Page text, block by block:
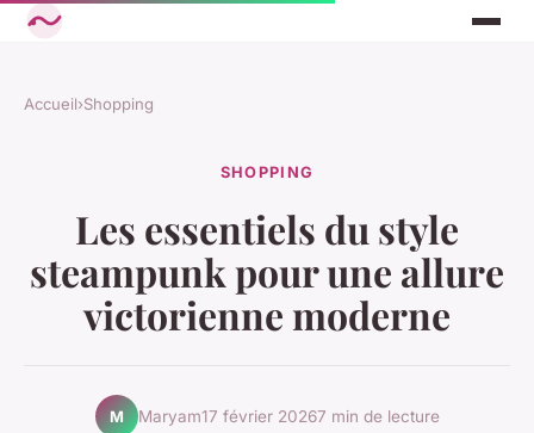
Accueil›Shopping
SHOPPING
Les essentiels du style
steampunk pour une allure
victorienne moderne
M Maryam17 février 20267 min de lecture